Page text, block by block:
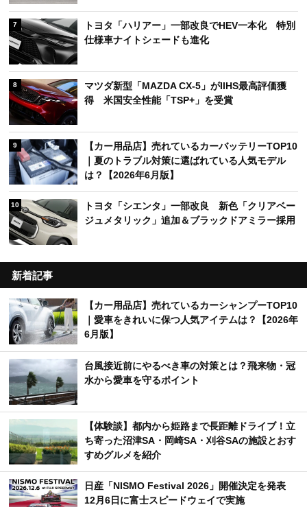
7
トヨタ「ハリアー」一部改良でHEV一本化 特別
仕様車ナイトシェードも進化
8
マツダ新型「MAZDA CX-5」がIIHS最高評価獲
得 米国安全性能「TSP+」を受賞
9
【カー用品店】売れているカーバッテリーTOP10
｜夏のトラブル対策に選ばれている人気モデル
は？【2026年6月版】
10
トヨタ「シエンタ」一部改良 新色「クリアベー
ジュメタリック」追加＆ブラックドアミラー採用
新着記事
【カー用品店】売れているカーシャンプーTOP10
｜愛車をきれいに保つ人気アイテムは？【2026年
6月版】
台風接近前にやるべき車の対策とは？飛来物・冠
水から愛車を守るポイント
【体験談】都内から姫路まで長距離ドライブ！立
ち寄った沼津SA・岡崎SA・刈谷SAの施設とおす
すめグルメを紹介
日産「NISMO Festival 2026」開催決定を発表
12月6日に富士スピードウェイで実施